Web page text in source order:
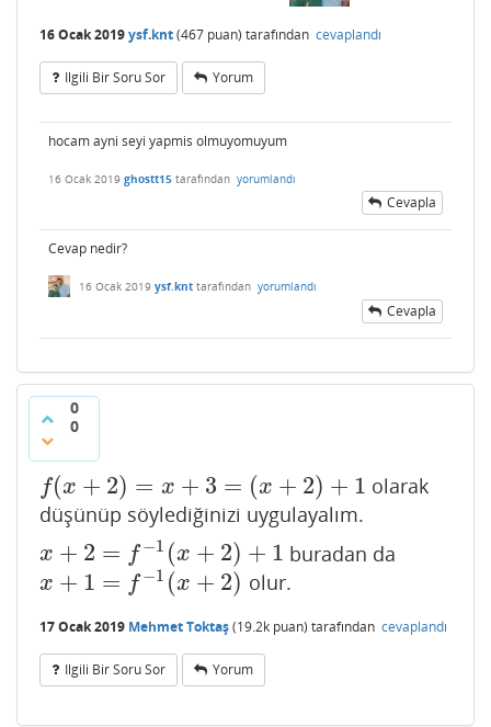
16 Ocak 2019ysf.knt(467 puan) tarafından cevaplandı
Ilgili Bir Soru Sor Yorum
hocam ayni seyi yapmis olmuyomuyum
16 Ocak 2019 ghostt15 tarafından yorumlandı
Cevapla
Cevap nedir?
16 Ocak 2019 ysf.knt tarafından yorumlandı
Cevapla
0
0
f(x + 2) = x + 3 = (x + 2) + 1
f(x+2 )= x+3 =(x +2 )+1
olarak
düşünüp söylediğinizi uygulayalım.
x + 2 = f −1 (x + 2) + 1
x+ 2= f− 1(x +2)+ 1 buradan da
x + 1 = f −1 (x + 2)
x+ 1= f− 1(x +2) olur.
17 Ocak 2019 Mehmet Toktaş(19.2k puan) tarafından cevaplandı
Ilgili Bir Soru Sor Yorum